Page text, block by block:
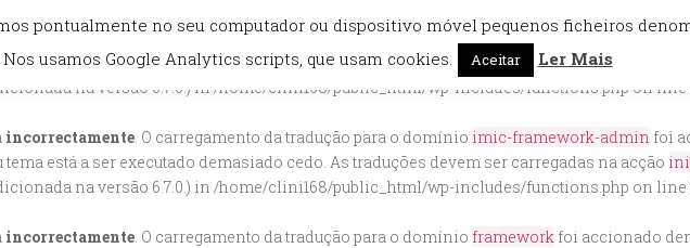
incorrectamente. O carregamento da tradução para o domínioimic-framework-adminfoi
está a ser executado demasiado cedo. As traduções devem ser carregadas na acção
na versão 6.7.0.) in /home/clini168/public_html/wp-includes/functions.php on line
incorrectamente. O carregamento da tradução para o domínio imic-framework-admin foi
está a ser executado demasiado cedo. As traduções devem ser carregadas na acção
na versão 6.7.0.) in /home/clini168/public_html/wp-includes/functions.php on line
incorrectamente. O carregamento da tradução para o domínio framework foi accionado
pontualmente no seu computador ou dispositivo móvel pequenos ficheiros
Nos usamos Google Analytics scripts, que usam cookies.
Aceitar Ler Mais